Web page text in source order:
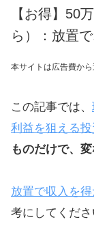
【お得】50
ら）：放置
本サイトは広告費から
この記事では、
利益を狙える投
ものだけで、
放置で収入を
考にしてくださ